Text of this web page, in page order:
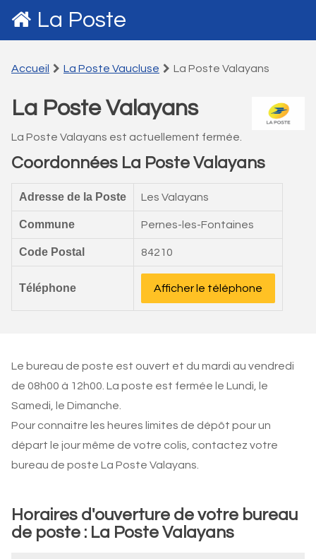
La Poste
Accueil La Poste Vaucluse La Poste Valayans
La Poste Valayans
La Poste Valayans est actuellement fermée.
Coordonnées La Poste Valayans
Adresse de la Poste Les Valayans
Commune Pernes-les-Fontaines
Code Postal 84210
Téléphone Afficher le téléphone
Le bureau de poste est ouvert et du mardi au vendredi
de 08h00 à 12h00. La poste est fermée le Lundi, le
Samedi, le Dimanche.
Pour connaitre les heures limites de dépôt pour un
départ le jour même de votre colis, contactez votre
bureau de poste La Poste Valayans.
Horaires d'ouverture de votre bureau
de poste : La Poste Valayans